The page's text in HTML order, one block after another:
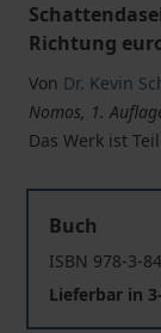
Richtung
Von Dr. Kevin
Nomos, 1.
Das Werk ist
Buch
ISBN 978-3-
Lieferbar in